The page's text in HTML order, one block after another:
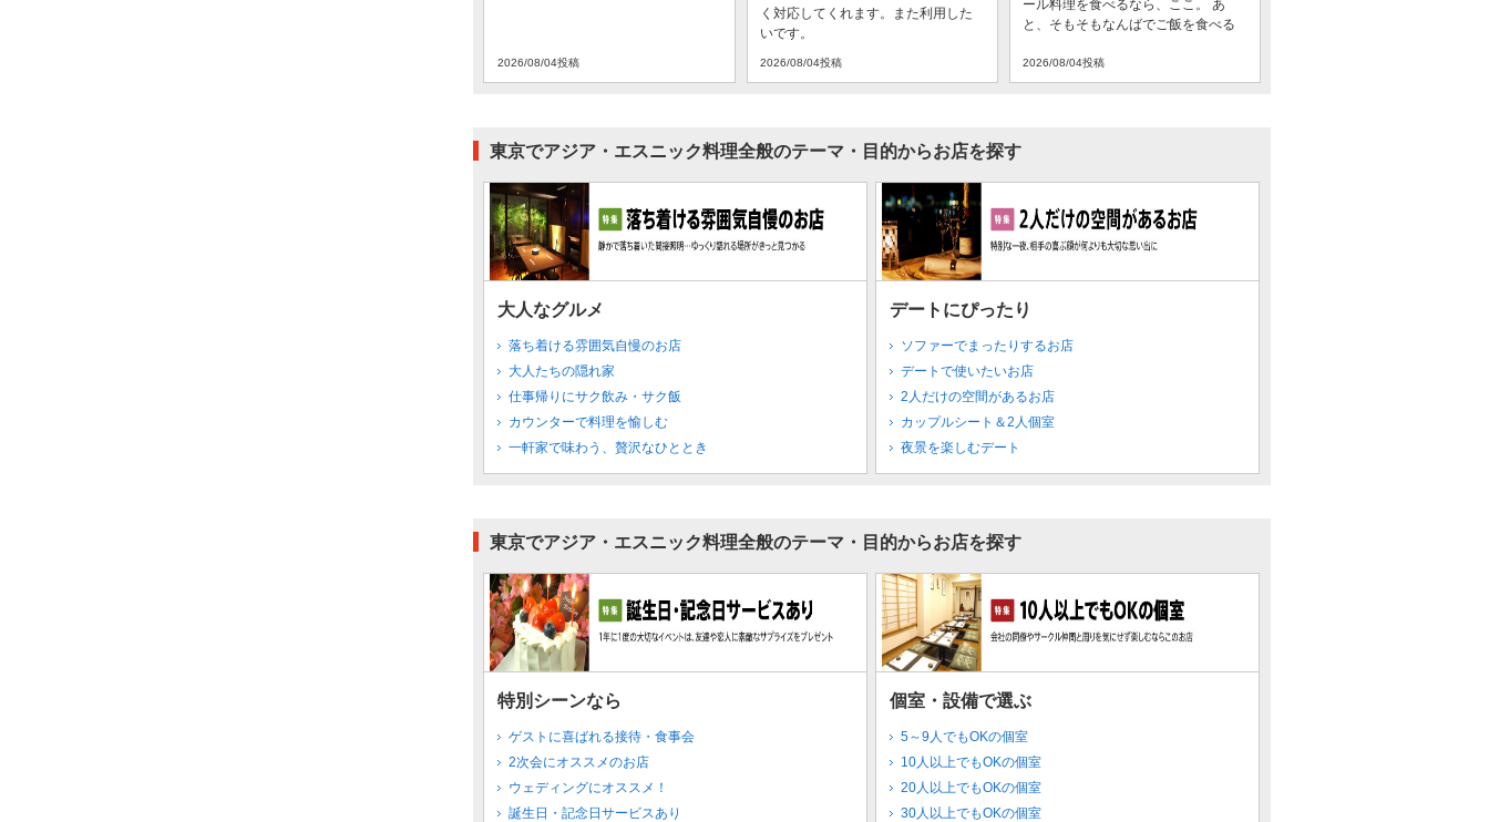
2026/08/04投稿
く対応してくれます。また利用した
いです。
2026/08/04投稿
ール料理を食べるなら、ここ。 あ
と、そもそもなんばでご飯を食べる
2026/08/04投稿
東京でアジア・エスニック料理全般のテーマ・目的からお店を探す
大人なグルメ
落ち着ける雰囲気自慢のお店
大人たちの隠れ家
仕事帰りにサク飲み・サク飯
カウンターで料理を愉しむ
一軒家で味わう、贅沢なひととき
デートにぴったり
ソファーでまったりするお店
デートで使いたいお店
2人だけの空間があるお店
カップルシート＆2人個室
夜景を楽しむデート
東京でアジア・エスニック料理全般のテーマ・目的からお店を探す
特別シーンなら
ゲストに喜ばれる接待・食事会
2次会にオススメのお店
ウェディングにオススメ！
誕生日・記念日サービスあり
個室・設備で選ぶ
5～9人でもOKの個室
10人以上でもOKの個室
20人以上でもOKの個室
30人以上でもOKの個室